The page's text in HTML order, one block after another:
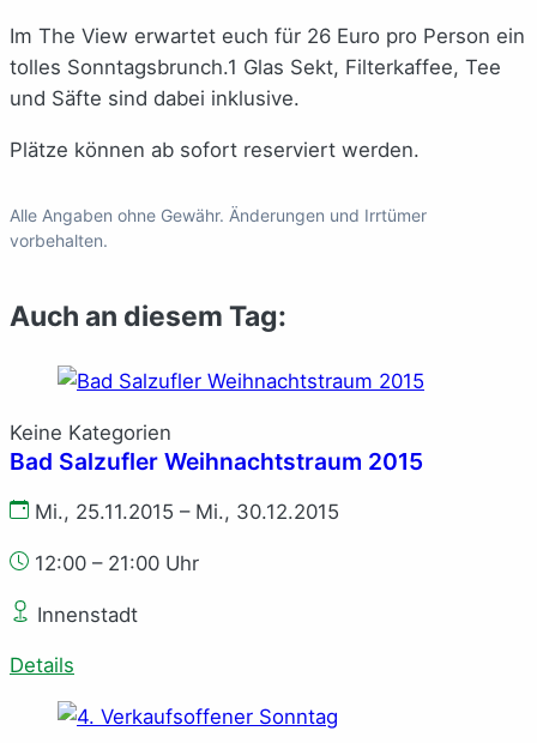
Im The View erwartet euch für 26 Euro pro Person ein
tolles Sonntagsbrunch.1 Glas Sekt, Filterkaffee, Tee
und Säfte sind dabei inklusive.
Plätze können ab sofort reserviert werden.
Alle Angaben ohne Gewähr. Änderungen und Irrtümer
vorbehalten.
Auch an diesem Tag:
Keine Kategorien
Bad Salzufler Weihnachtstraum 2015
Mi., 25.11.2015 – Mi., 30.12.2015
12:00 – 21:00 Uhr
Innenstadt
Details